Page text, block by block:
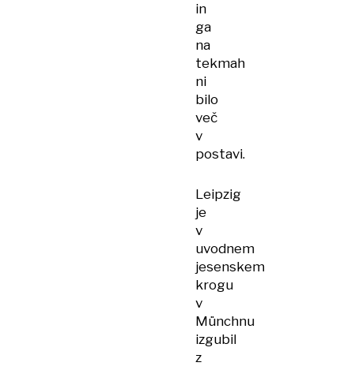
in
ga
na
tekmah
ni
bilo
več
v
postavi.
Leipzig
je
v
uvodnem
jesenskem
krogu
v
Münchnu
izgubil
z